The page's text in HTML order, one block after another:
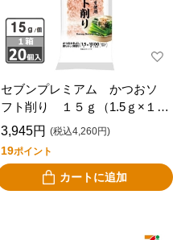
セブンプレミアム かつおソ
フト削り １５ｇ（1.5ｇ×１０
袋） １ケース２０個入
3,945円 (税込4,260円)
19ポイント
カートに追加